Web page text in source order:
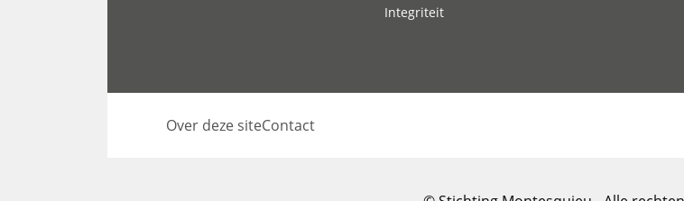
Integriteit
Over deze siteContact